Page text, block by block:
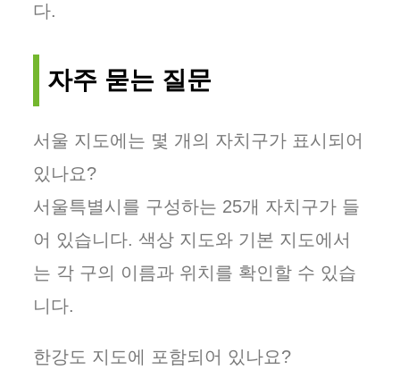
다.
자주 묻는 질문
서울 지도에는 몇 개의 자치구가 표시되어
있나요?
서울특별시를 구성하는 25개 자치구가 들
어 있습니다. 색상 지도와 기본 지도에서
는 각 구의 이름과 위치를 확인할 수 있습
니다.
한강도 지도에 포함되어 있나요?